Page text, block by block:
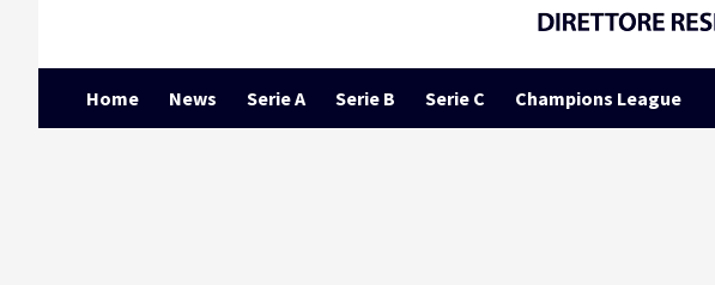
Home News Serie A Serie B Serie C Champions League